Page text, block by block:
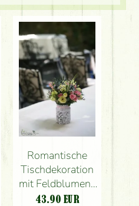
Romantische
Tischdekoration
mit Feldblumen ,
Pavillon de Paris
43.90 EUR